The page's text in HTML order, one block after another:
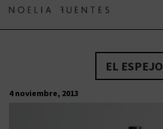
EL ESPEJO
4 noviembre, 2013